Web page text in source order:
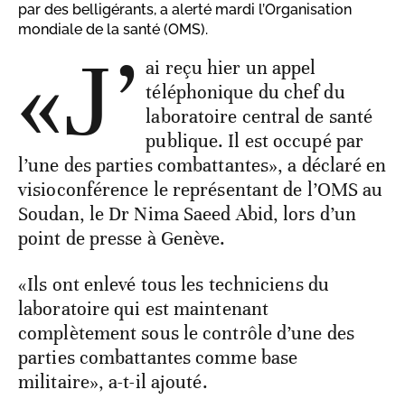
par des belligérants, a alerté mardi l’Organisation
mondiale de la santé (OMS).
«J’ ai reçu hier un appel
téléphonique du chef du
laboratoire central de santé
publique. Il est occupé par
l’une des parties combattantes», a déclaré en
visioconférence le représentant de l’OMS au
Soudan, le Dr Nima Saeed Abid, lors d’un
point de presse à Genève.
«Ils ont enlevé tous les techniciens du
laboratoire qui est maintenant
complètement sous le contrôle d’une des
parties combattantes comme base
militaire», a-t-il ajouté.